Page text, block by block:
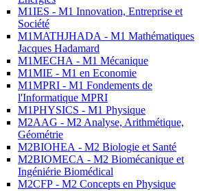
M1IES - M1 Innovation, Entreprise et
Société
M1MATHJHADA - M1 Mathématiques
Jacques Hadamard
M1MECHA - M1 Mécanique
M1MIE - M1 en Economie
M1MPRI - M1 Fondements de
l'Informatique MPRI
M1PHYSICS - M1 Physique
M2AAG - M2 Analyse, Arithmétique,
Géométrie
M2BIOHEA - M2 Biologie et Santé
M2BIOMECA - M2 Biomécanique et
Ingéniérie Biomédical
M2CFP - M2 Concepts en Physique